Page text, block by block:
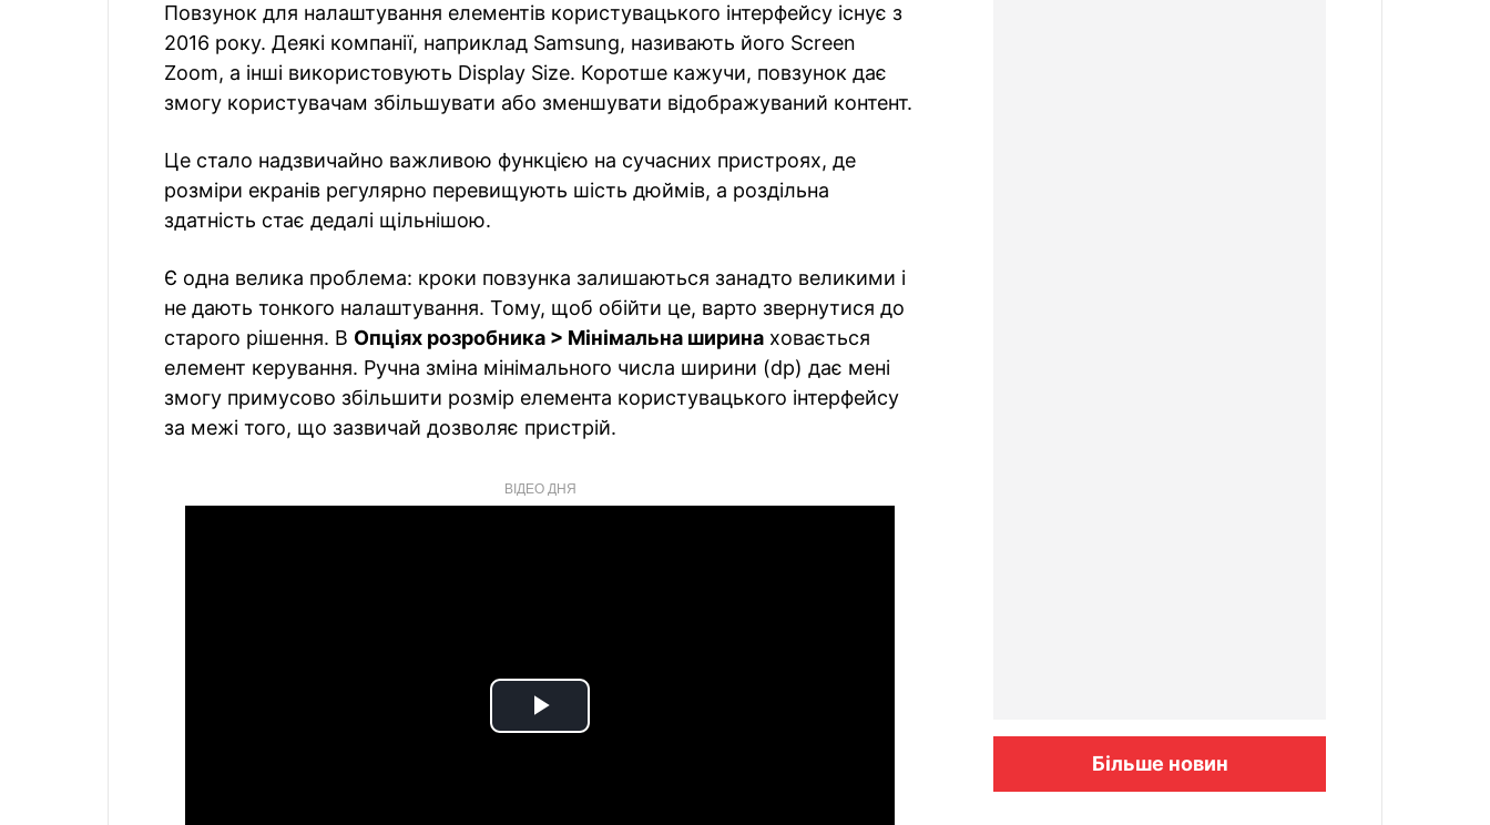
Повзунок для налаштування елементів користувацького інтерфейсу існує з
2016 року. Деякі компанії, наприклад Samsung, називають його Screen
Zoom, а інші використовують Display Size. Коротше кажучи, повзунок дає
змогу користувачам збільшувати або зменшувати відображуваний контент.
Це стало надзвичайно важливою функцією на сучасних пристроях, де
розміри екранів регулярно перевищують шість дюймів, а роздільна
здатність стає дедалі щільнішою.
Є одна велика проблема: кроки повзунка залишаються занадто великими і
не дають тонкого налаштування. Тому, щоб обійти це, варто звернутися до
старого рішення. В Опціях розробника > Мінімальна ширина ховається
елемент керування. Ручна зміна мінімального числа ширини (dp) дає мені
змогу примусово збільшити розмір елемента користувацького інтерфейсу
за межі того, що зазвичай дозволяє пристрій.
ВІДЕО ДНЯ
Play
Більше новин